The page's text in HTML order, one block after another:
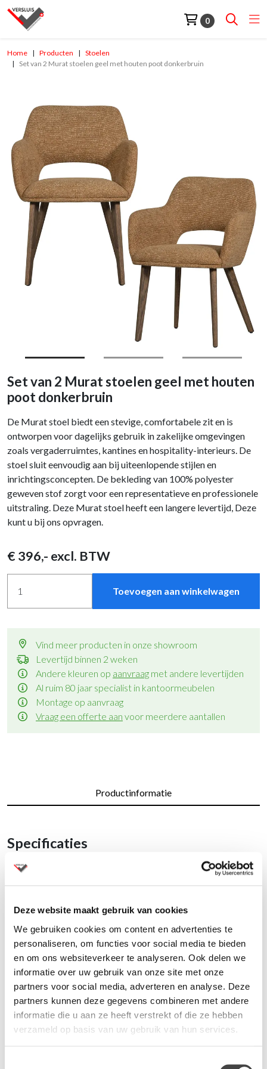
Deze website maakt gebruik van cookies
We gebruiken cookies om content en advertenties te
personaliseren, om functies voor social media te bieden
en om ons websiteverkeer te analyseren. Ook delen we
informatie over uw gebruik van onze site met onze
partners voor social media, adverteren en analyse. Deze
partners kunnen deze gegevens combineren met andere
informatie die u aan ze heeft verstrekt of die ze hebben
verzameld op basis van uw gebruik van hun services.
0
Home Producten
Stoelen
Set van 2 Murat stoelen geel met houten poot donkerbruin
Set van 2 Murat stoelen geel met houten
poot donkerbruin
De Murat stoel biedt een stevige, comfortabele zit en is
ontworpen voor dagelijks gebruik in zakelijke omgevingen
zoals vergaderruimtes, kantines en hospitality-interieurs. De
stoel sluit eenvoudig aan bij uiteenlopende stijlen en
inrichtingsconcepten. De bekleding van 100% polyester
geweven stof zorgt voor een representatieve en professionele
uitstraling. Deze Murat stoel heeft een langere levertijd, Deze
kunt u bij ons opvragen.
€ 396,- excl. BTW
Toevoegen aan winkelwagen
Vind meer producten in onze showroom
Levertijd binnen 2 weken
Andere kleuren op aanvraag met andere levertijden
Al ruim 80 jaar specialist in kantoormeubelen
Montage op aanvraag
Vraag een offerte aan voor meerdere aantallen
Productinformatie
Specificaties
Moderne stoel met zachte grip
Afmetingen:
Hoogte: 86 cm
Breedte: 61 cm
Diepte: 60 cm
Zithoogte: 50 cm
Zitbreedte: 40 cm
Zitdiepte: 46 cm
Poothoogte: 40 cm
Diameter poten: 2.4 cm